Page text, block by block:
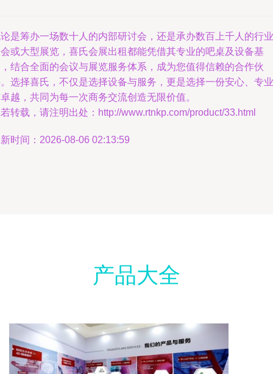
是筹办一场数十人的内部研讨会，还是承办数百上千人的行业
或大型展览，喜氏会展出租都能凭借其专业的吧桌及设备基
结合全面的会议与展览服务体系，成为您值得信赖的合作伙
选择喜氏，不仅是选择设备与服务，更是选择一份安心、专业
越，共同为每一次商务交流创造无限价值。
转载，请注明出处：http://www.rtnkp.com/product/33.html
时间：2026-08-06 02:13:59
产品大全